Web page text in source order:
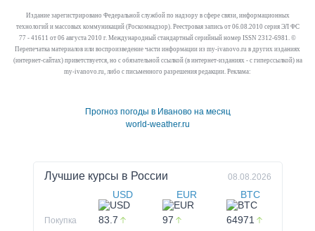
Издание зарегистрировано Федеральной службой по надзору в сфере связи, информационных
технологий и массовых коммуникаций (Роскомнадзор). Реестровая запись от 06.08.2010 серия ЭЛ ФС
77 - 41611 от 06 августа 2010 г. Международный стандартный серийный номер ISSN 2312-6981. ©
Перепечатка материалов или воспроизведение части информации из my-ivanovo.ru в других изданиях
(интернет-сайтах) приветствуется, но с обязательной ссылкой (в интернет-изданиях - с гиперссылкой) на
my-ivanovo.ru, либо с письменного разрешения редакции. Реклама:
Прогноз погоды в Иваново на месяц
world-weather.ru
Лучшие курсы в России 08.08.2026
USD EUR BTC
Покупка 83.7 97 64971